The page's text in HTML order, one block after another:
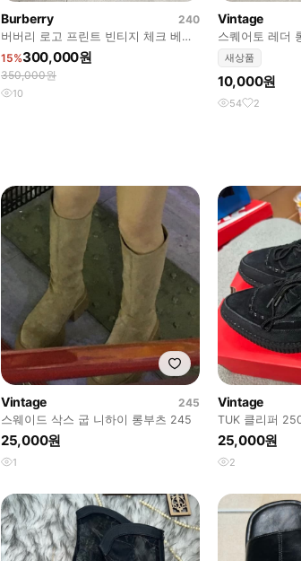
Burberry
240
버버리 로고 프린트 빈티지 체크 베이
지 (240)
15%300,000원
350,000원
10
Vintage
스퀘어토 레더
새상품
10,000원
54 2
Vintage
245
스웨이드 삭스 굽 니하이 롱부츠 245
25,000원
1
Vintage
TUK 클리퍼
25,000원
2